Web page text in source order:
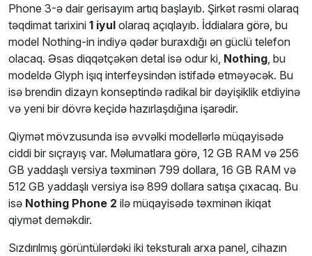
Phone 3-ə dair gerisayım artıq başlayıb. Şirkət rəsmi olaraq
təqdimat tarixini 1 iyul olaraq açıqlayıb. İddialara görə, bu
model Nothing-in indiyə qədər buraxdığı ən güclü telefon
olacaq. Əsas diqqətçəkən detal isə odur ki, Nothing , bu
modeldə Glyph işıq interfeysindən istifadə etməyəcək. Bu
isə brendin dizayn konseptində radikal bir dəyişiklik etdiyinə
və yeni bir dövrə keçidə hazırlaşdığına işarədir.
Qiymət mövzusunda isə əvvəlki modellərlə müqayisədə
ciddi bir sıçrayış var. Məlumatlara görə, 12 GB RAM və 256
GB yaddaşlı versiya təxminən 799 dollara, 16 GB RAM və
512 GB yaddaşlı versiya isə 899 dollara satışa çıxacaq. Bu
isə Nothing Phone 2 ilə müqayisədə təxminən ikiqat
qiymət deməkdir.
Sızdırılmış görüntülərdəki iki teksturalı arxa panel, cihazın